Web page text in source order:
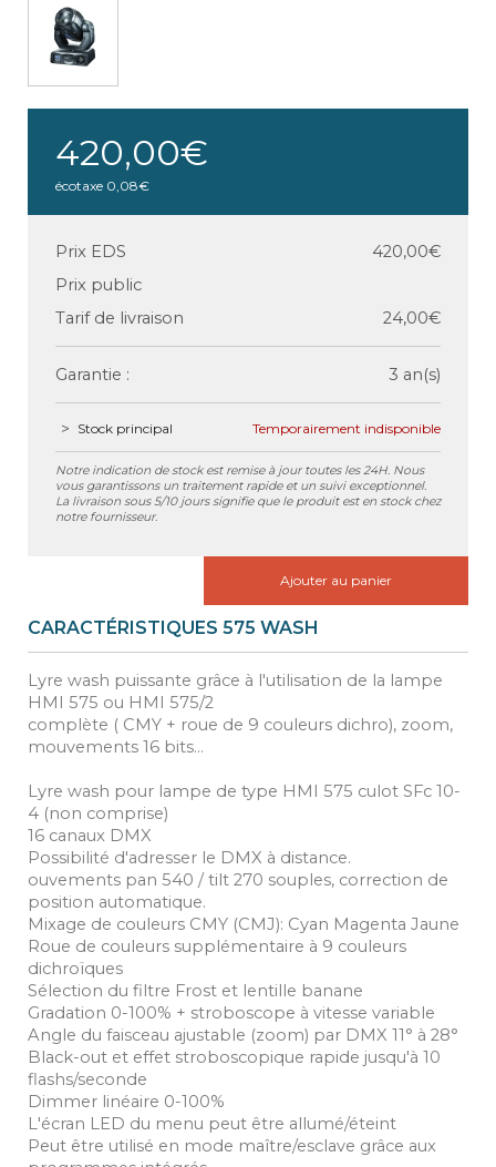
420,00€
écotaxe 0,08€
Prix EDS
420,00€
Prix public
Tarif de livraison
24,00€
Garantie : 3 an(s)
Stock principal Temporairement indisponible
Notre indication de stock est remise à jour toutes les 24H. Nous
vous garantissons un traitement rapide et un suivi exceptionnel.
La livraison sous 5/10 jours signifie que le produit est en stock chez
notre fournisseur.
Ajouter au panier
CARACTÉRISTIQUES 575 WASH
Lyre wash puissante grâce à l'utilisation de la lampe
HMI 575 ou HMI 575/2
complète ( CMY + roue de 9 couleurs dichro), zoom,
mouvements 16 bits...
Lyre wash pour lampe de type HMI 575 culot SFc 10-
4 (non comprise)
16 canaux DMX
Possibilité d'adresser le DMX à distance.
ouvements pan 540 / tilt 270 souples, correction de
position automatique.
Mixage de couleurs CMY (CMJ): Cyan Magenta Jaune
Roue de couleurs supplémentaire à 9 couleurs
dichroïques
Sélection du filtre Frost et lentille banane
Gradation 0-100% + stroboscope à vitesse variable
Angle du faisceau ajustable (zoom) par DMX 11° à 28°
Black-out et effet stroboscopique rapide jusqu'à 10
flashs/seconde
Dimmer linéaire 0-100%
L'écran LED du menu peut être allumé/éteint
Peut être utilisé en mode maître/esclave grâce aux